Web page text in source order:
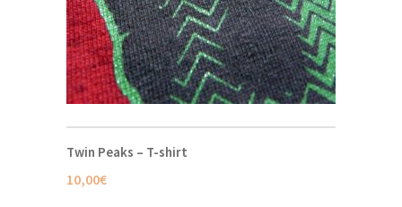
Twin Peaks – T-shirt
10,00€